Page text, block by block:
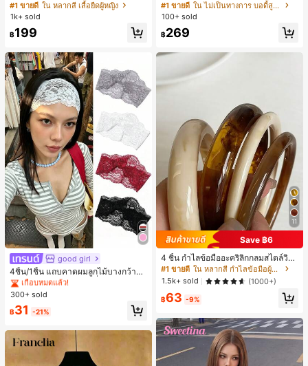
อวีปกเสื้อ ลายพิมพ์ดิจิทัลลายทาง สไตล์
สปอร์ตแฟชั่นมินิมอล ของขวัญสำหรับเ
พื่อน
#1 ขายดี ใน หลากสี เสื้อยืดผู้หญิง
1k+ sold
฿199
good girl
4ชิ้น/1ชิ้น แถบคาดผมลูกไม้บางกว้างยื
ดหยุ่นสำหรับผู้หญิง, แฟชั่นอเนกประสง
ค์พรีเมียมหรูหราสไตล์มินิมอล ผ้าพันคอ
เล็กๆ ห่วงผม อุปกรณ์เสริมผม, เหมาะสำ
หรับการออกไปข้างนอกประจำวัน, ลำล
อง, งานปาร์ตี้, การเดินทาง, การพักผ่อ
น, การมัดผม, การจัดทรงผม, การแต่งห
น้า, การจับคู่ชุด, อุปกรณ์เสริมประดับผ
ม
#1 ขายดี
เกือบหมดแล้ว!
#1 ขายดี
เกือบหมดแล้ว!
#1 ขายดี
เกือบหมดแล้ว!
#1 ขายดี
เกือบหมดแล้ว!
300+ sold
฿31 -21%
ยาว คอตั้ง บอดี้สูท, สไตล์แฟชั่นดาร์ก
บอดี้สูทผู้หญิง บอดี้สูทฮาโลวีน บอดี้สูท
ลายใยแมงมุม
#1 ขายดี
ใน ไม่เป็นทางการ บอดี้สูทผู้หญิง
100+ sold
฿269
11
Save ฿6
4 ชิ้น กำไลข้อมืออะคริลิกกลมสไตล์วินเ
ทจหรูหราสำหรับผู้หญิง, ดีไซน์เรียบง่าย
ทันสมัย, เหมาะสำหรับสวมใส่ในชีวิตปร
ะจำวันและโอกาสต่างๆ, ของขวัญสำหรั
บเธอ
#1 ขายดี
ใน หลากสี กำไลข้อมือผู้หญิง
1.5k+ sold
(1000+)
฿63 -9%